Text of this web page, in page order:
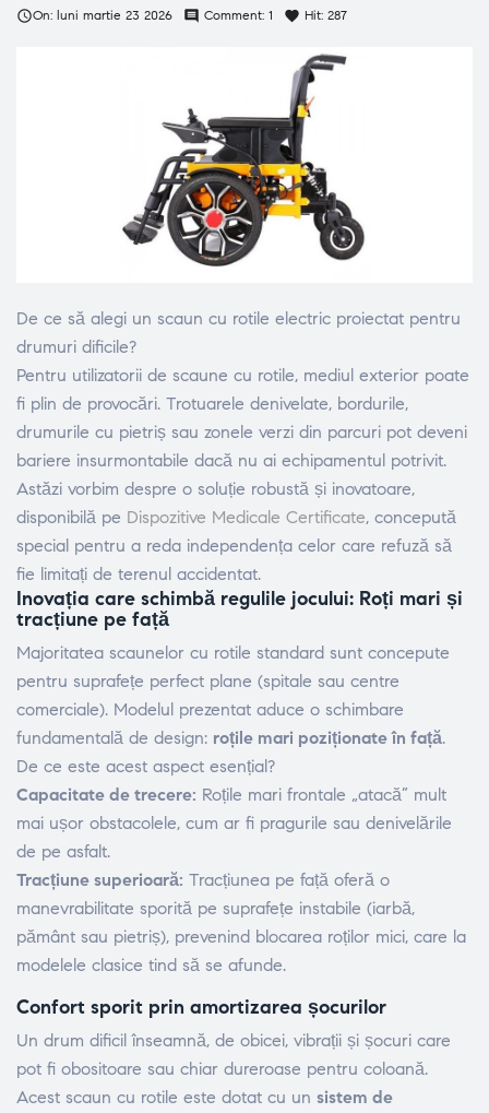
On: luni martie 23 2026 comment Comment: 1 favorite Hit: 287
De ce să alegi un scaun cu rotile electric proiectat pentru
drumuri dificile?
Pentru utilizatorii de scaune cu rotile, mediul exterior poate
fi plin de provocări. Trotuarele denivelate, bordurile,
drumurile cu pietriș sau zonele verzi din parcuri pot deveni
bariere insurmontabile dacă nu ai echipamentul potrivit.
Astăzi vorbim despre o soluție robustă și inovatoare,
disponibilă pe Dispozitive Medicale Certificate, concepută
special pentru a reda independența celor care refuză să
fie limitați de terenul accidentat.
Inovația care schimbă regulile jocului: Roți mari și
tracțiune pe față
Majoritatea scaunelor cu rotile standard sunt concepute
pentru suprafețe perfect plane (spitale sau centre
comerciale). Modelul prezentat aduce o schimbare
fundamentală de design: roțile mari poziționate în față.
De ce este acest aspect esențial?
Capacitate de trecere: Roțile mari frontale „atacă” mult
mai ușor obstacolele, cum ar fi pragurile sau denivelările
de pe asfalt.
Tracțiune superioară: Tracțiunea pe față oferă o
manevrabilitate sporită pe suprafețe instabile (iarbă,
pământ sau pietriș), prevenind blocarea roților mici, care la
modelele clasice tind să se afunde.
Confort sporit prin amortizarea șocurilor
Un drum dificil înseamnă, de obicei, vibrații și șocuri care
pot fi obositoare sau chiar dureroase pentru coloană.
Acest scaun cu rotile este dotat cu un sistem de